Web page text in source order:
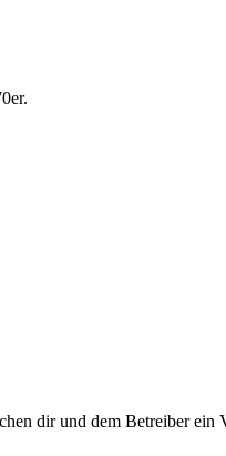
dir und dem Betreiber ein